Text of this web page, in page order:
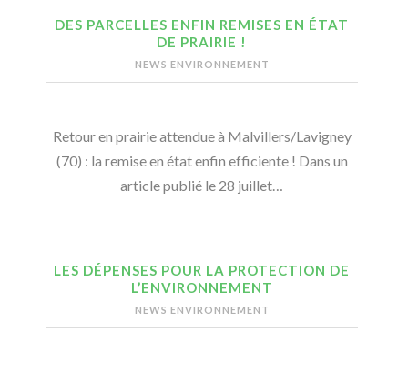
DES PARCELLES ENFIN REMISES EN ÉTAT
DE PRAIRIE !
NEWS ENVIRONNEMENT
Retour en prairie attendue à Malvillers/Lavigney
(70) : la remise en état enfin efficiente ! Dans un
article publié le 28 juillet…
LES DÉPENSES POUR LA PROTECTION DE
L’ENVIRONNEMENT
NEWS ENVIRONNEMENT